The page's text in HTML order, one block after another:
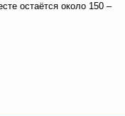
остаётся около 150 –